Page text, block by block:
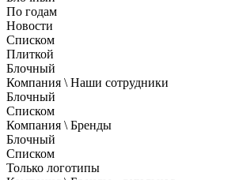
По годам
Новости
Списком
Плиткой
Блочный
Компания \ Наши сотрудники
Блочный
Списком
Компания \ Бренды
Блочный
Списком
Только логотипы